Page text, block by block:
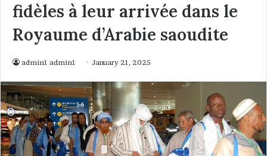
fidèles à leur arrivée dans le
Royaume d’Arabie saoudite
admin1 admin1 January 21, 2025